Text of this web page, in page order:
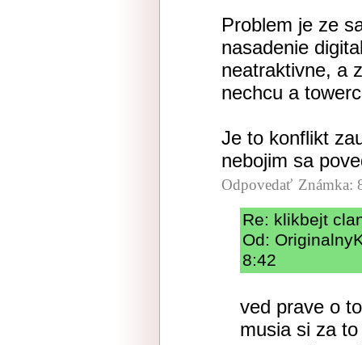
Problem je ze
nasadenie
neatraktivne, a
nechcu a
Je to konflikt
nebojim sa
Odpovedať Známka:
Re: klikbejt
Od:
8:42
ved prave o
musia si za